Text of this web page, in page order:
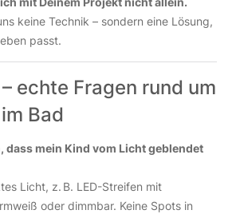
keine Technik – sondern eine Lösung,
passt.
– echte Fragen rund um
Bad
dass mein Kind vom Licht geblendet
Licht, z. B. LED-Streifen mit
oder dimmbar. Keine Spots in